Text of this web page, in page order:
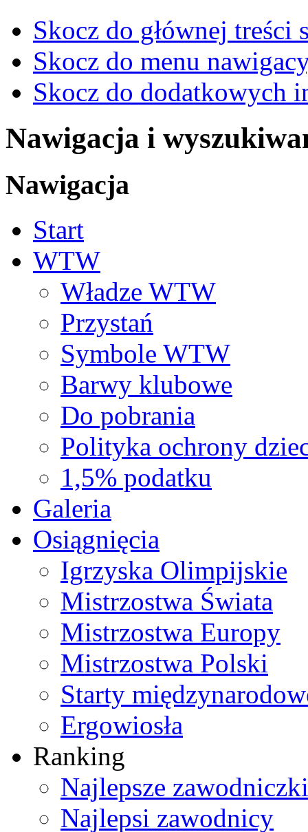
Skocz do głównej treści
Skocz do menu
Skocz do dodatkowych
Nawigacja i
Nawigacja
Start
WTW
Władze WTW
Przystań
Symbole WTW
Barwy klubowe
Do pobrania
Polityka ochrony
1,5% podatku
Galeria
Osiągnięcia
Igrzyska Olimpijskie
Mistrzostwa Świata
Mistrzostwa Europy
Mistrzostwa Polski
Starty
Ergowiosła
Ranking
Najlepsze zawodniczki
Najlepsi zawodnicy